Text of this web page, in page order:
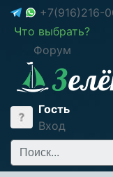
+7(916)216-
Что выбрать?
Форум
Гость
Вход